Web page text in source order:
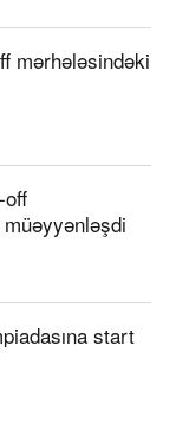
mərhələsindəki
off
start